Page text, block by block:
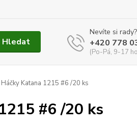
Hledat
Nevíte si
+420 778
(Po-Pá, 9-17
Katana 1215 #6 /20 ks
#6 /20 ks